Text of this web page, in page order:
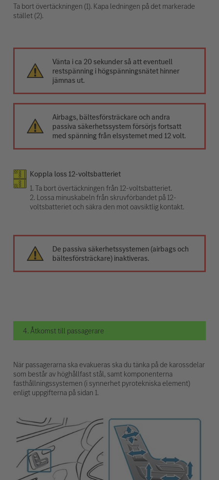
Ta bort övertäckningen (1). Kapa ledningen på det markerade
stället (2).
Vänta i ca 20 sekunder så att eventuell
restspänning i högspänningsnätet hinner
jämnas ut.
Airbags, bältesförsträckare och andra
passiva säkerhetssystem försörjs fortsatt
med spänning från elsystemet med 12 volt.
Koppla loss 12-voltsbatteriet
1. Ta bort övertäckningen från 12-voltsbatteriet.
2. Lossa minuskabeln från skruvförbandet på 12-
voltsbatteriet och säkra den mot oavsiktlig kontakt.
De passiva säkerhetssystemen (airbags och
bältesförsträckare) inaktiveras.
4. Åtkomst till passagerare
När passagerarna ska evakueras ska du tänka på de karossdelar
som består av höghållfast stål, samt komponenterna
fasthållningssystemen (i synnerhet pyrotekniska element)
enligt uppgifterna på sidan 1.